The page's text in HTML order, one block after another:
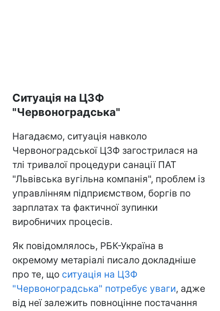
Ситуація на ЦЗФ
"Червоноградська"
Нагадаємо, ситуація навколо
Червоноградської ЦЗФ загострилася на
тлі тривалої процедури санації ПАТ
"Львівська вугільна компанія", проблем із
управлінням підприємством, боргів по
зарплатах та фактичної зупинки
виробничих процесів.
Як повідомлялось, РБК-Україна в
окремому метаріалі писало докладніше
про те, що ситуація на ЦЗФ
"Червоноградська" потребує уваги, адже
від неї залежить повноцінне постачання